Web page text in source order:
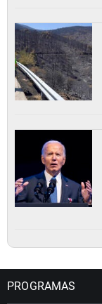
PROGRAMAS